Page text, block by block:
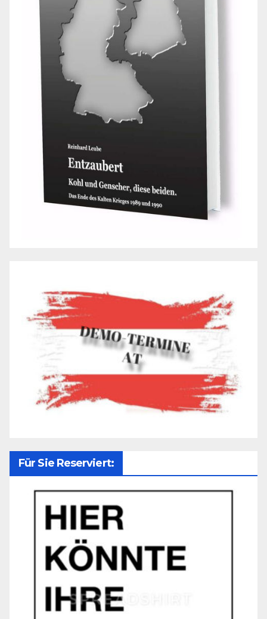
Für Sie Reserviert: